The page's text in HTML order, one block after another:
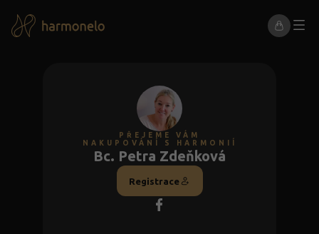
PŘEJEME VÁM
NAKUPOVÁNÍ S HARMONIÍ
Bc. Petra Zdeňková
Registrace